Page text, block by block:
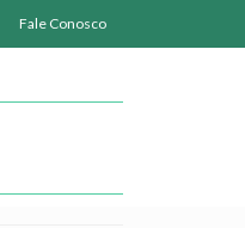
Fale Conosco